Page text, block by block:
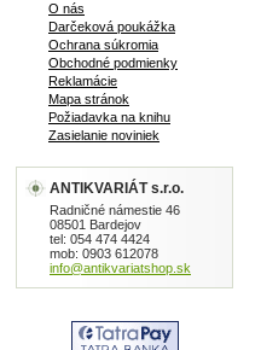
O nás
Darčeková poukážka
Ochrana súkromia
Obchodné podmienky
Reklamácie
Mapa stránok
Požiadavka na knihu
Zasielanie noviniek
ANTIKVARIÁT s.r.o.
Radničné námestie 46
08501 Bardejov
tel: 054 474 4424
mob: 0903 612078
info@antikvariatshop.sk